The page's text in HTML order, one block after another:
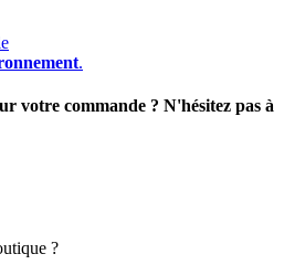
.
votre commande ? N'hésitez pas à
?